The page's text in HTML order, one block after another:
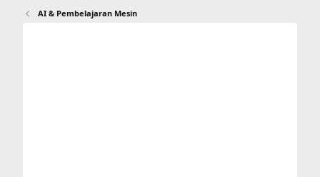
AI & Pembelajaran Mesin